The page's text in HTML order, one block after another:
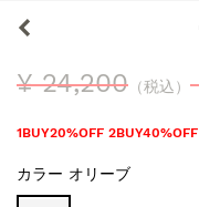
¥ 24,200 （税込）
1BUY20%OFF 2BUY40%OFF
カラー オリーブ